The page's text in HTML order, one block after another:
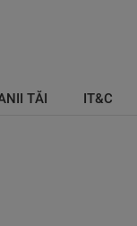
TĂI IT&C